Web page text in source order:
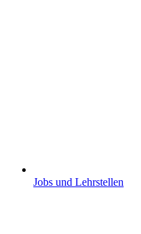
Jobs und Lehrstellen